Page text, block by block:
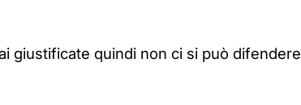
giustificate quindi non ci si può difendere